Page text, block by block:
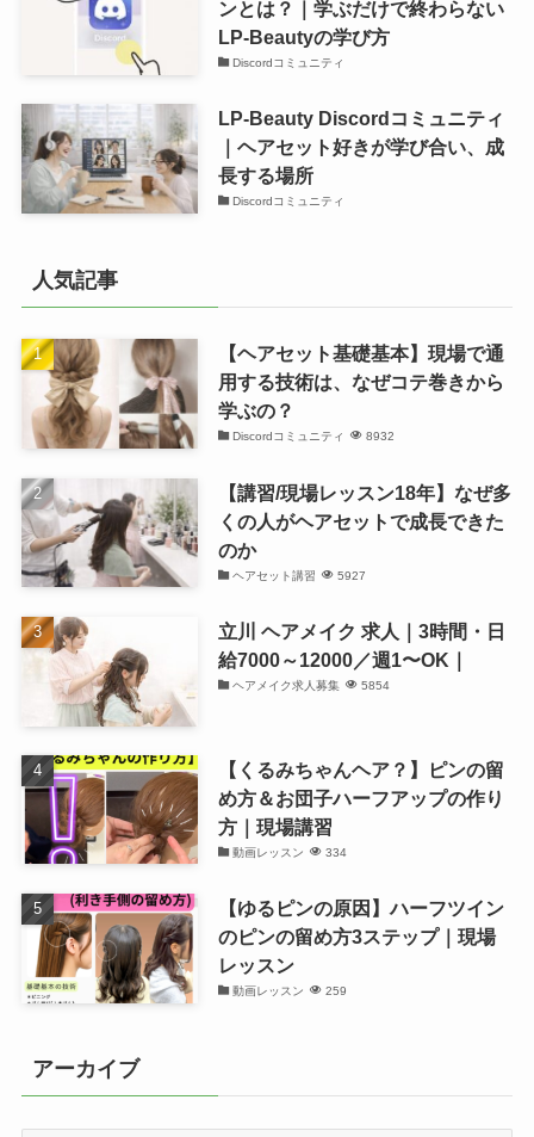
ンとは？｜学ぶだけで終わらない
LP-Beautyの学び方
Discordコミュニティ
LP-Beauty Discordコミュニティ
｜ヘアセット好きが学び合い、成
長する場所
Discordコミュニティ
人気記事
【ヘアセット基礎基本】現場で通
用する技術は、なぜコテ巻きから
学ぶの？
Discordコミュニティ 8932
【講習/現場レッスン18年】なぜ多
くの人がヘアセットで成長できた
のか
ヘアセット講習 5927
立川 ヘアメイク 求人｜3時間・日
給7000～12000／週1〜OK｜
ヘアメイク求人募集 5854
【くるみちゃんヘア？】ピンの留
め方＆お団子ハーフアップの作り
方｜現場講習
動画レッスン 334
【ゆるピンの原因】ハーフツイン
のピンの留め方3ステップ｜現場
レッスン
動画レッスン 259
アーカイブ